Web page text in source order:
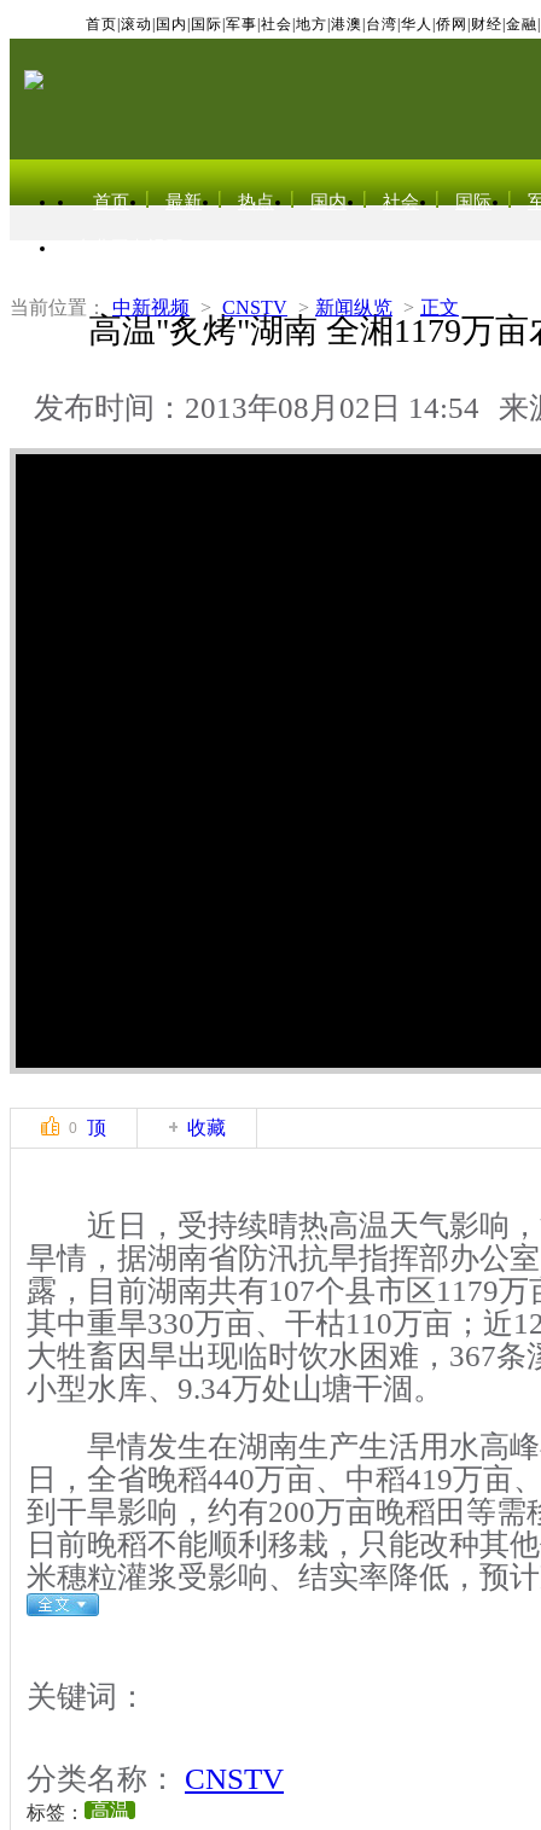
首页 滚动 国内 国际 军事 社会 地方 港澳 台湾 华人 侨网 财经 金融
首页 最新 热点 国内 社会 国际
当前位置： 中新视频 > CNSTV > 新闻纵览 > 正文
高温"炙烤"湖南 全湘1179万
发布时间：2013年08月02日 14:54 来
0 顶 收藏
近日，受持续晴热高温天气影响，
旱情，据湖南省防汛抗旱指挥部办公
露，目前湖南共有107个县市区1179
其中重旱330万亩、干枯110万亩；近
大牲畜因旱出现临时饮水困难，367条
小型水库、9.34万处山塘干涸。
旱情发生在湖南生产生活用水高峰
日，全省晚稻440万亩、中稻419万亩
到干旱影响，约有200万亩晚稻田等需
日前晚稻不能顺利移栽，只能改种其
米穗粒灌浆受影响、结实率降低，预
关键词：
分类名称： CNSTV
标签： 高温